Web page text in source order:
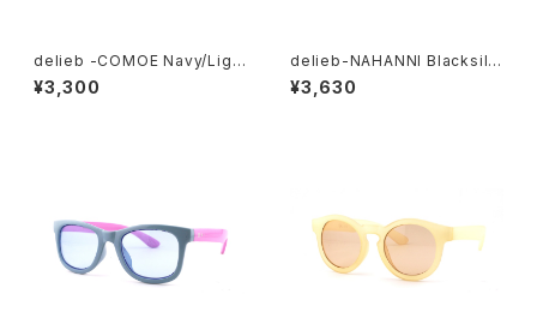
delieb -COMOE Navy/Ligh
tsmoke- BABYsize
¥3,300
delieb-NAHANNI Blacksilv
erGlitter/Smokehalf- BAB
Ysize
¥3,630